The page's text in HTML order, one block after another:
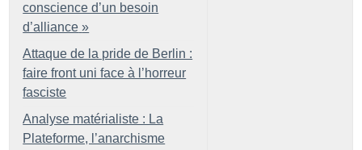
conscience d’un besoin
d’alliance »
Attaque de la pride de Berlin :
faire front uni face à l’horreur
fasciste
Analyse matérialiste : La
Plateforme, l’anarchisme